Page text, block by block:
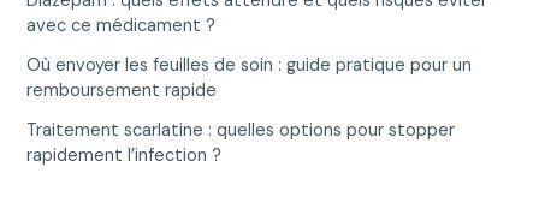
avec ce médicament ?
Où envoyer les feuilles de soin : guide pratique pour un
remboursement rapide
Traitement scarlatine : quelles options pour stopper
rapidement l’infection ?